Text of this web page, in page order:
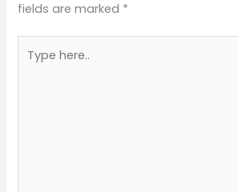
fields are marked *
here..